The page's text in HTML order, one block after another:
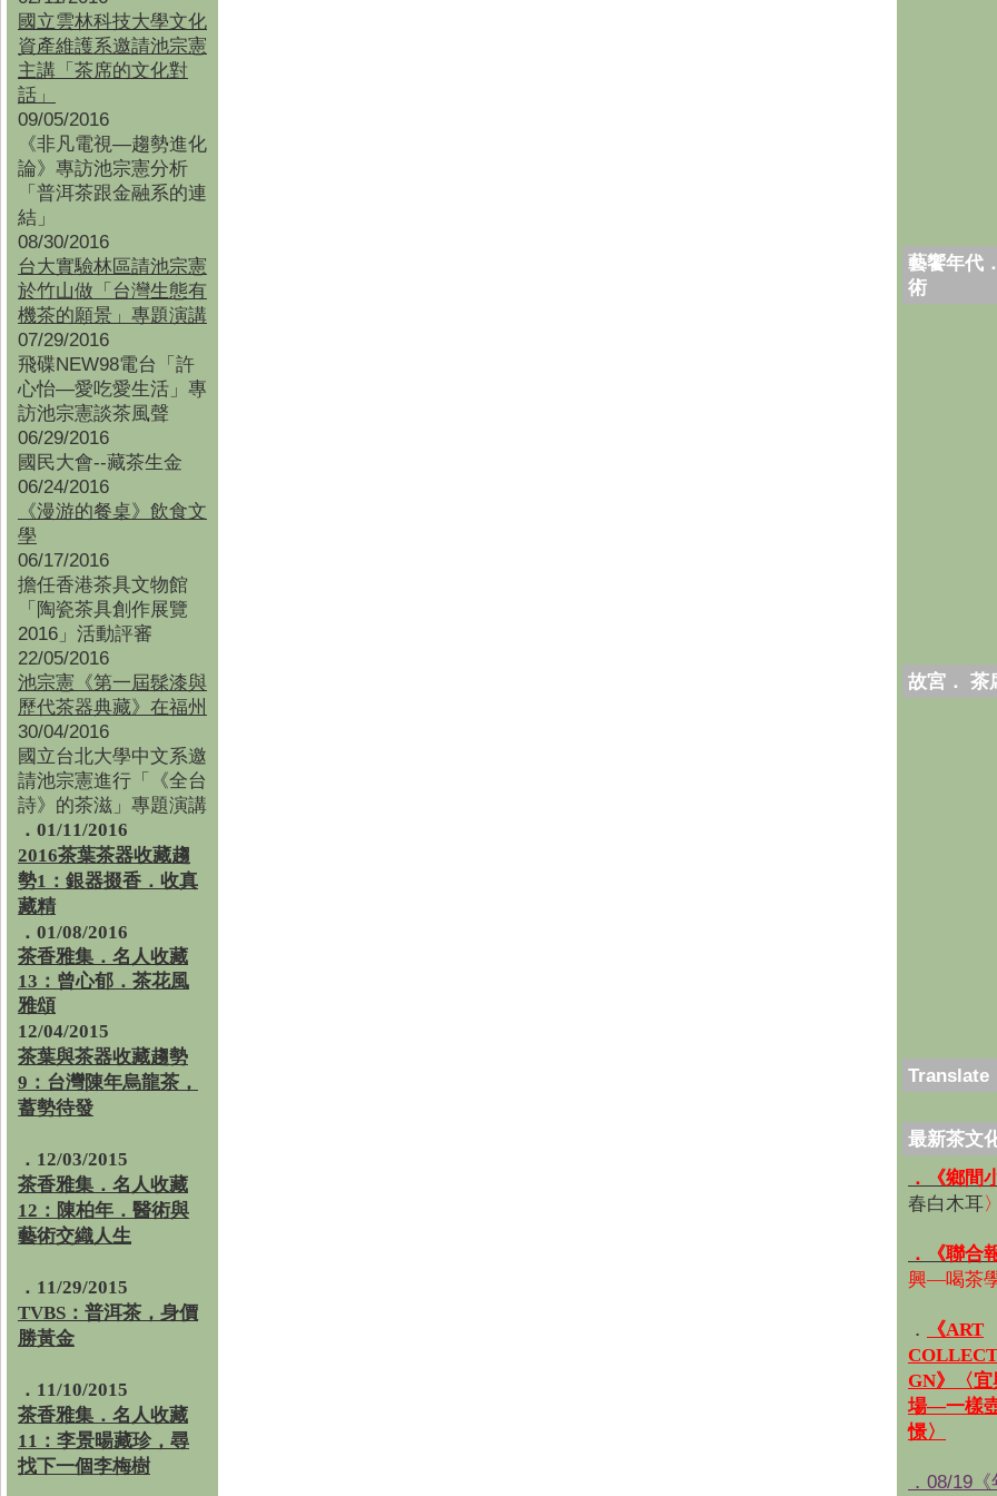
國立雲林科技大學文化
資產維護系邀請池宗憲
主講「茶席的文化對
話」
09/05/2016
《非凡電視—趨勢進化
論》專訪池宗憲分析
「普洱茶跟金融系的連
結」
08/30/2016
台大實驗林區請池宗憲
於竹山做「台灣生態有
機茶的願景」專題演講
07/29/2016
飛碟NEW98電台「許
心怡—愛吃愛生活」專
訪池宗憲談茶風聲
06/29/2016
國民大會--藏茶生金
06/24/2016
《漫游的餐桌》飲食文
學
06/17/2016
擔任香港茶具文物館
「陶瓷茶具創作展覽
2016」活動評審
22/05/2016
池宗憲《第一屆髹漆與
歷代茶器典藏》在福州
30/04/2016
國立台北大學中文系邀
請池宗憲進行「《全台
詩》的茶滋」專題演講
．01/11/2016
2016茶葉茶器收藏趨
勢1：銀器掇香．收真
藏精
．01/08/2016
茶香雅集 ． 名人收藏
13：曾心郁．茶花風
雅頌
12/04/2015
茶葉與茶器收藏趨勢
9：台灣陳年烏龍茶，
蓄勢待發
．12/03/2015
茶香雅集．名人收藏
12：陳柏年．醫術與
藝術交織人生
．11/29/2015
TVBS：普洱茶，身價
勝黃金
．11/10/2015
茶香雅集．名人收藏
11：李景暘藏珍，尋
找下一個李梅樹
藝饗年代
術
故宮． 茶
Translate
最新茶文
．《鄉間
春白木耳〉
．《聯合
興—喝茶
．
《ART
GN》〈
場—一樣
憬〉
．08/19